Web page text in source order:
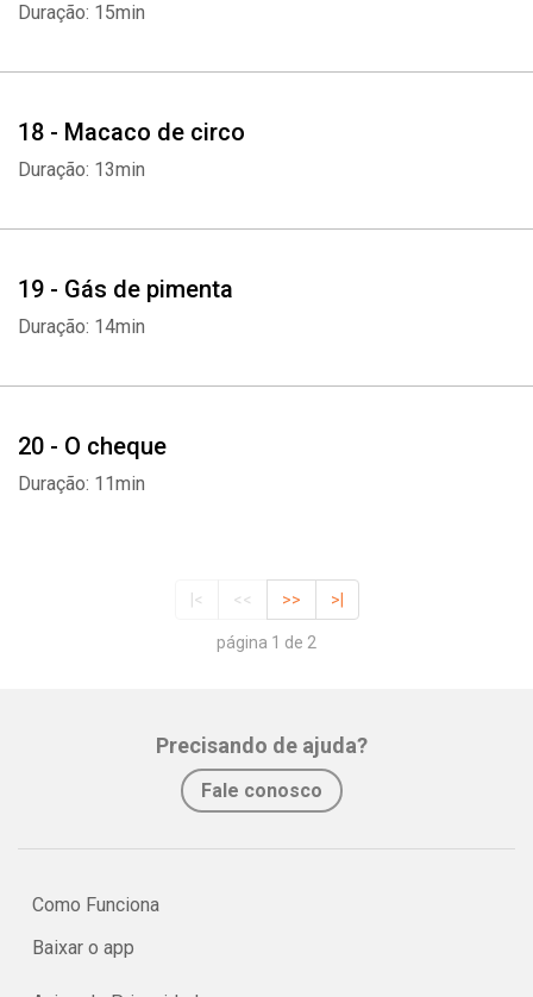
Duração: 15min
18 - Macaco de circo
Duração: 13min
19 - Gás de pimenta
Duração: 14min
20 - O cheque
Duração: 11min
|< << >> >|
página 1 de 2
Precisando de ajuda?
Fale conosco
Como Funciona
Baixar o app